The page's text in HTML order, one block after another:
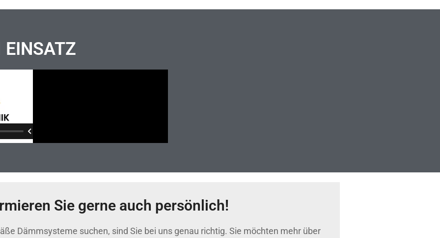
EINSATZ
Sie gerne auch persönlich!
Dämmsysteme suchen, sind Sie bei uns genau richtig. Sie möchten mehr über